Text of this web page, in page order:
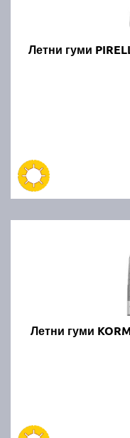
Летни гуми
Летни гуми